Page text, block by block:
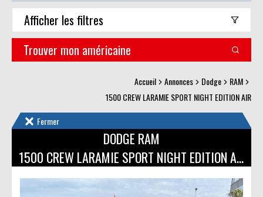
Afficher les filtres
Trouver mon américaine
Accueil Annonces Dodge
RAM
1500 CREW LARAMIE SPORT NIGHT EDITION AIR
Fermer
DODGE RAM
1500 CREW LARAMIE SPORT NIGHT EDITION AIR